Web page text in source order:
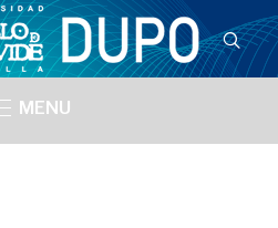
MENU